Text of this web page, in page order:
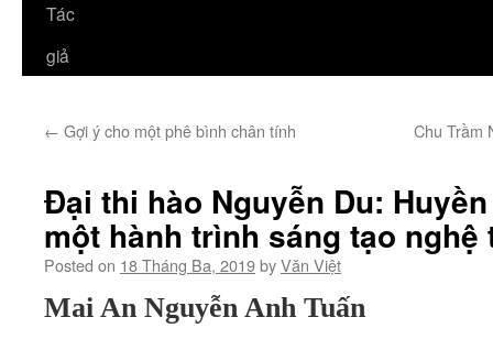
Tác
giả
← Gợi ý cho một phê bình chân tính Chu Trầm
Đại thi hào Nguyễn Du:
một hành trình sáng tạo nghệ
Posted on 18 Tháng Ba, 2019byVăn Việt
Mai An Nguyễn Anh Tuấn